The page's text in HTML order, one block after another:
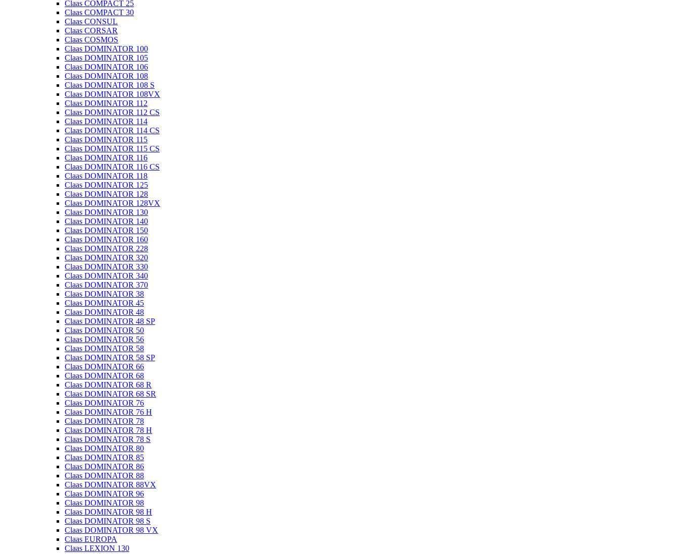
Claas COMPACT 25
Claas COMPACT 30
Claas CONSUL
Claas CORSAR
Claas COSMOS
Claas DOMINATOR 100
Claas DOMINATOR 105
Claas DOMINATOR 106
Claas DOMINATOR 108
Claas DOMINATOR 108 S
Claas DOMINATOR 108VX
Claas DOMINATOR 112
Claas DOMINATOR 112 CS
Claas DOMINATOR 114
Claas DOMINATOR 114 CS
Claas DOMINATOR 115
Claas DOMINATOR 115 CS
Claas DOMINATOR 116
Claas DOMINATOR 116 CS
Claas DOMINATOR 118
Claas DOMINATOR 125
Claas DOMINATOR 128
Claas DOMINATOR 128VX
Claas DOMINATOR 130
Claas DOMINATOR 140
Claas DOMINATOR 150
Claas DOMINATOR 160
Claas DOMINATOR 228
Claas DOMINATOR 320
Claas DOMINATOR 330
Claas DOMINATOR 340
Claas DOMINATOR 370
Claas DOMINATOR 38
Claas DOMINATOR 45
Claas DOMINATOR 48
Claas DOMINATOR 48 SP
Claas DOMINATOR 50
Claas DOMINATOR 56
Claas DOMINATOR 58
Claas DOMINATOR 58 SP
Claas DOMINATOR 66
Claas DOMINATOR 68
Claas DOMINATOR 68 R
Claas DOMINATOR 68 SR
Claas DOMINATOR 76
Claas DOMINATOR 76 H
Claas DOMINATOR 78
Claas DOMINATOR 78 H
Claas DOMINATOR 78 S
Claas DOMINATOR 80
Claas DOMINATOR 85
Claas DOMINATOR 86
Claas DOMINATOR 88
Claas DOMINATOR 88VX
Claas DOMINATOR 96
Claas DOMINATOR 98
Claas DOMINATOR 98 H
Claas DOMINATOR 98 S
Claas DOMINATOR 98 VX
Claas EUROPA
Claas LEXION 130